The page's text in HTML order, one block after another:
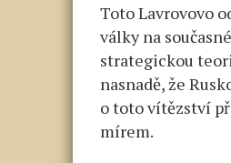
Toto Lavrovovo
války na
strategickou
nasnadě, že
o toto vítězství
mírem.